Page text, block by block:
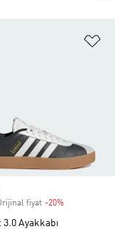
fiyat -20%
Ayakkabı